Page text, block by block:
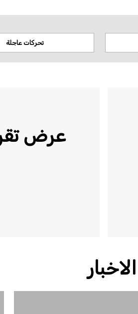
تحركات عاجلة
عرض
الاخبار